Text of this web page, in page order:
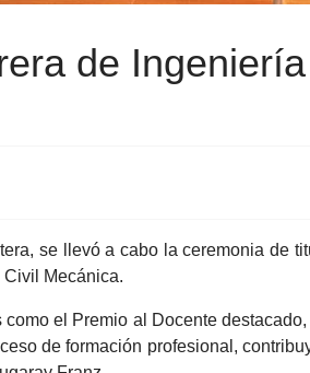
de
se llevó a cabo la ceremonia de
Civil Mecánica.
el Premio al Docente
de formación profesional,